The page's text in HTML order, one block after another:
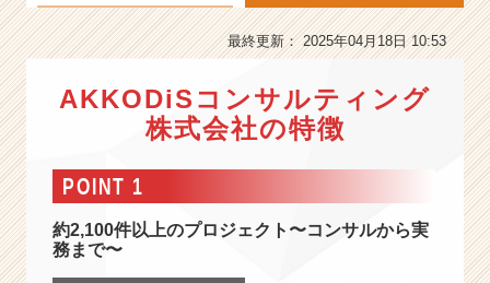
ル
ィ
グ
株
会
会
最終更新： 2025年04月18日 10:53
AKKODiSコンサルティング
株式会社の特徴
POINT 1
約2,100件以上のプロジェクト〜コンサルから実
務まで〜